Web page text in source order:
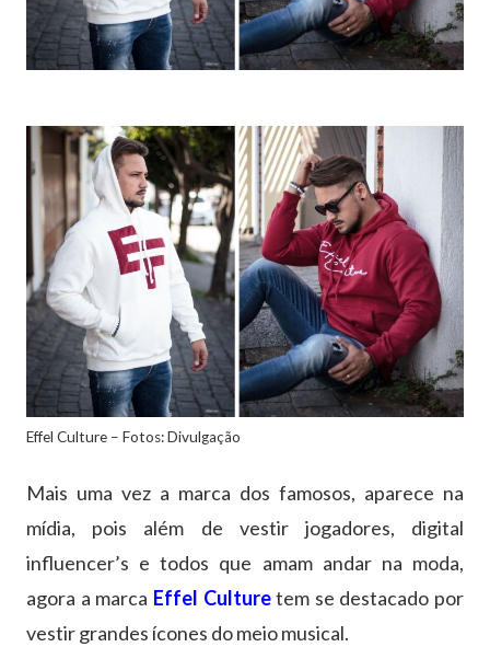
Effel Culture – Fotos: Divulgação
Mais uma vez a marca dos famosos, aparece na
mídia, pois além de vestir jogadores, digital
influencer’s e todos que amam andar na moda,
agora a marca Effel Culture tem se destacado por
vestir grandes ícones do meio musical.